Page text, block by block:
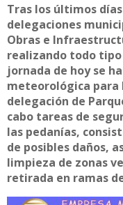
Tras los últimos
delegaciones
Obras e
realizando todo
jornada de hoy se
meteorológica para
delegación de
cabo tareas de
las pedanías,
de posibles daños,
limpieza de zonas
retirada en ramas